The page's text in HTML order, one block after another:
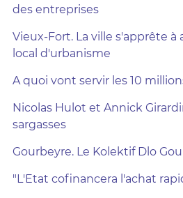
des entreprises
Vieux-Fort. La ville s'apprête à
local d'urbanisme
A quoi vont servir les 10
Nicolas Hulot et Annick
sargasses
Gourbeyre. Le Kolektif Dlo
"L'Etat cofinancera l'achat